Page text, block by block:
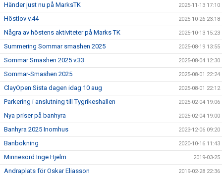
Händer just nu på MarksTK 2025-11-13 17:10
Höstlov v.44 2025-10-26 23:18
Några av höstens aktiviteter på Marks TK 2025-10-13 15:23
Summering Sommar smashen 2025 2025-08-19 13:55
Sommar Smashen 2025 v.33 2025-08-04 12:30
Sommar-Smashen 2025 2025-08-01 22:24
ClayOpen Sista dagen idag 10 aug 2025-08-01 22:12
Parkering i anslutning till Tygrikeshallen 2025-02-04 19:06
Nya priser på banhyra 2025-02-04 19:00
Banhyra 2025 Inomhus 2023-12-06 09:20
Banbokning 2020-10-16 11:43
Minnesord Inge Hjelm 2019-03-25
Andraplats för Oskar Eliasson 2019-02-28 22:36